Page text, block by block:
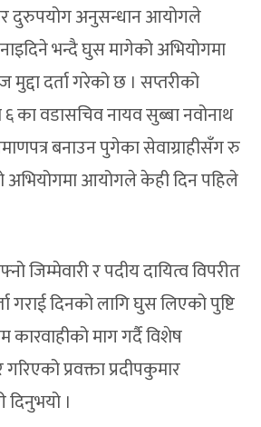
दुरुपयोग अनुसन्धान आयोगले
भन्दै घुस मागेको अभियोगमा
दर्ता गरेको छ । सप्तरीको
का वडासचिव नायव सुब्बा नवोनाथ
बनाउन पुगेका सेवाग्राहीसँग रु
आयोगले केही दिन पहिले
जिम्मेवारी र पदीय दायित्व विपरीत
गराई दिनको लागि घुस लिएको पुष्टि
माग गर्दै विशेष
प्रवक्ता प्रदीपकुमार
।